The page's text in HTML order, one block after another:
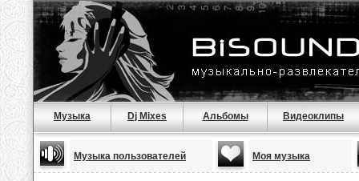
Музыка Dj Mixes Альбомы Видеоклипы
Музыка пользователей Моя музыка